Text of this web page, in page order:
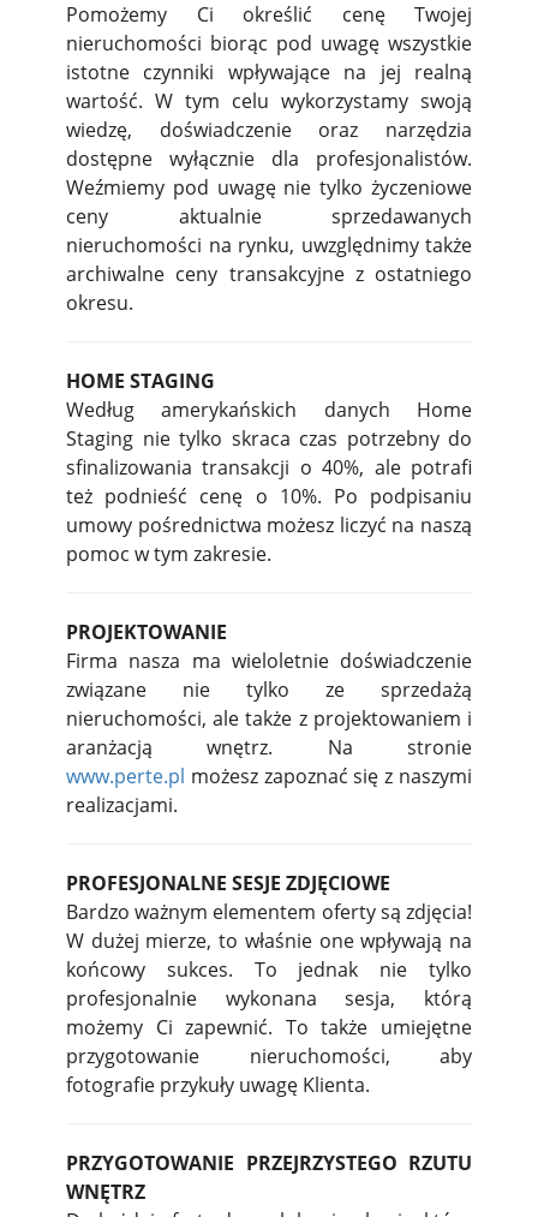
Pomożemy Ci określić cenę Twojej
nieruchomości biorąc pod uwagę wszystkie
istotne czynniki wpływające na jej realną
wartość. W tym celu wykorzystamy swoją
wiedzę, doświadczenie oraz narzędzia
dostępne wyłącznie dla profesjonalistów.
Weźmiemy pod uwagę nie tylko życzeniowe
ceny aktualnie sprzedawanych
nieruchomości na rynku, uwzględnimy także
archiwalne ceny transakcyjne z ostatniego
okresu.
HOME STAGING
Według amerykańskich danych Home
Staging nie tylko skraca czas potrzebny do
sfinalizowania transakcji o 40%, ale potrafi
też podnieść cenę o 10%. Po podpisaniu
umowy pośrednictwa możesz liczyć na naszą
pomoc w tym zakresie.
PROJEKTOWANIE
Firma nasza ma wieloletnie doświadczenie
związane nie tylko ze sprzedażą
nieruchomości, ale także z projektowaniem i
aranżacją wnętrz. Na stronie
www.perte.pl możesz zapoznać się z naszymi
realizacjami.
PROFESJONALNE SESJE ZDJĘCIOWE
Bardzo ważnym elementem oferty są zdjęcia!
W dużej mierze, to właśnie one wpływają na
końcowy sukces. To jednak nie tylko
profesjonalnie wykonana sesja, którą
możemy Ci zapewnić. To także umiejętne
przygotowanie nieruchomości, aby
fotografie przykuły uwagę Klienta.
PRZYGOTOWANIE PRZEJRZYSTEGO RZUTU
WNĘTRZ